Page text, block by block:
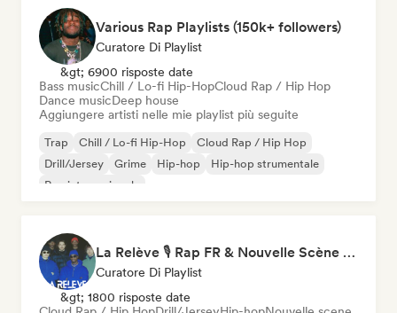
Various Rap Playlists (150k+ followers)
Curatore Di Playlist
&gt; 6900 risposte date
Bass musicChill / Lo-fi Hip-HopCloud Rap / Hip Hop
Dance musicDeep house
Aggiungere artisti nelle mie playlist più seguite
Trap Chill / Lo-fi Hip-Hop
Cloud Rap / Hip Hop
Drill/Jersey
Grime Hip-hop
Hip-hop strumentale
Rap internazionale
La Relève 🎙️ Rap FR & Nouvelle Scène Hip-Hop
Curatore Di Playlist
&gt; 1800 risposte date